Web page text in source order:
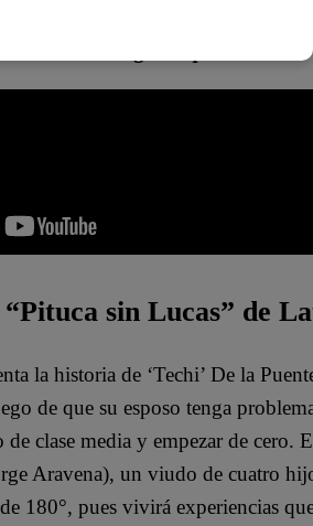
barrio o a la gente que vive
sin Lucas” de
la historia de ‘Techi’ De la
de que su esposo tenga
clase media y empezar de cero.
Aravena), un viudo de cuatro
180°, pues vivirá experiencias